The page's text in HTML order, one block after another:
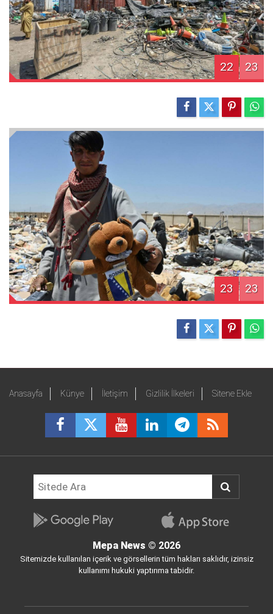
22 23
23 23
Anasayfa Künye İletişim Gizlilik İlkeleri Sitene Ekle
Mepa News © 2026
Sitemizde kullanılan içerik ve görsellerin tüm hakları saklıdır, izinsiz
kullanımı hukuki yaptırıma tabidir.